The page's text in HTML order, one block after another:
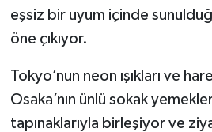
eşsiz bir uyum içinde
öne çıkıyor.
Tokyo’nun neon ışıkları ve
Osaka’nın ünlü sokak
tapınaklarıyla birleşiyor ve